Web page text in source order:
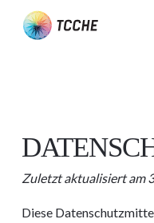
Zuletzt aktualisiert am
Diese